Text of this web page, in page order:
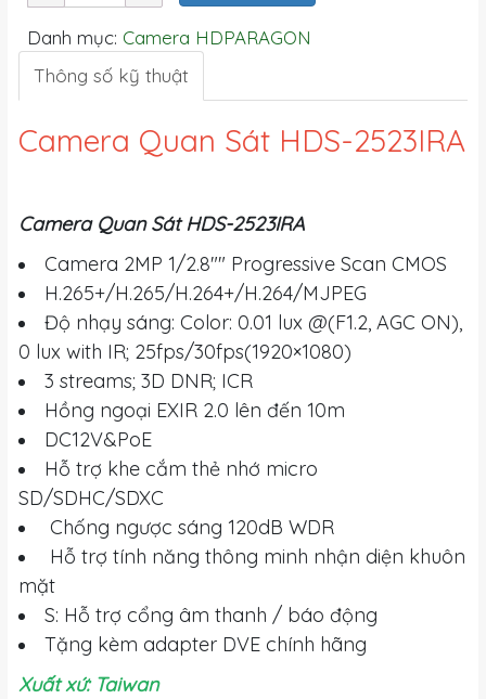
Danh mục: Camera HDPARAGON
Thông số kỹ thuật
Camera Quan Sát HDS-2523IRA
Camera Quan Sát HDS-2523IRA
Camera 2MP 1/2.8"" Progressive Scan CMOS
H.265+/H.265/H.264+/H.264/MJPEG
Độ nhạy sáng: Color: 0.01 lux @(F1.2, AGC ON),
0 lux with IR; 25fps/30fps(1920×1080)
3 streams; 3D DNR; ICR
Hồng ngoại EXIR 2.0 lên đến 10m
DC12V&PoE
Hỗ trợ khe cắm thẻ nhớ micro
SD/SDHC/SDXC
Chống ngược sáng 120dB WDR
Hỗ trợ tính năng thông minh nhận diện khuôn
mặt
S: Hỗ trợ cổng âm thanh / báo động
Tặng kèm adapter DVE chính hãng
Xuất xứ: Taiwan